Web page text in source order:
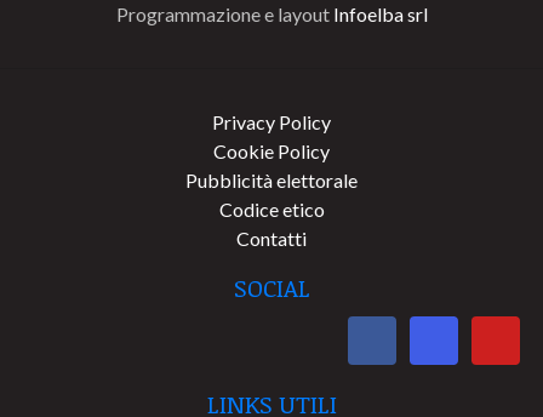
Programmazione e layout Infoelba srl
Privacy Policy
Cookie Policy
Pubblicità elettorale
Codice etico
Contatti
SOCIAL
LINKS UTILI